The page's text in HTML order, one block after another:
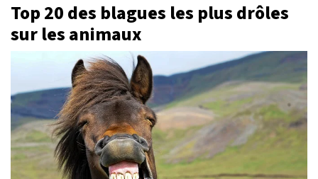
Top 20 des blagues les plus drôles
sur les animaux